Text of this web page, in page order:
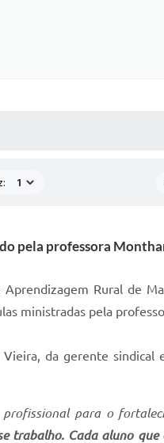
pela professora
Rural de
ministradas pela
da gerente sindical
para o
trabalho. Cada aluno